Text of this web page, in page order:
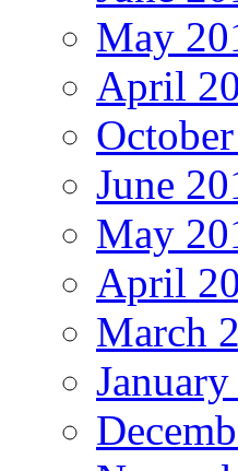
May
April
June
May
April
March